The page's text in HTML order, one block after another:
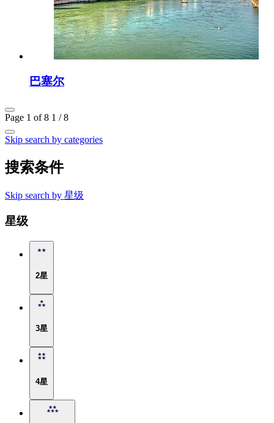
巴塞尔
Page 1 of 8 1 / 8
Skip search by categories
搜索条件
Skip search by 星级
星级
2星
3星
4星